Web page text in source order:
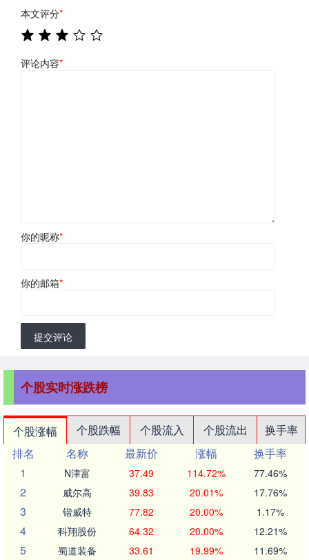
本文评分*
评论内容*
你的昵称*
你的邮箱*
提交评论
个股实时涨跌榜
个股涨幅 个股跌幅 个股流入 个股流出
换手率
排名
名称 最新价 涨幅
换手率
1
N津富 37.49 114.72% 77.46%
2 威尔高 39.83 20.01% 17.76%
3 锴威特 77.82 20.00% 1.17%
4 科翔股份 64.32 20.00% 12.21%
5 蜀道装备 33.61 19.99% 11.69%